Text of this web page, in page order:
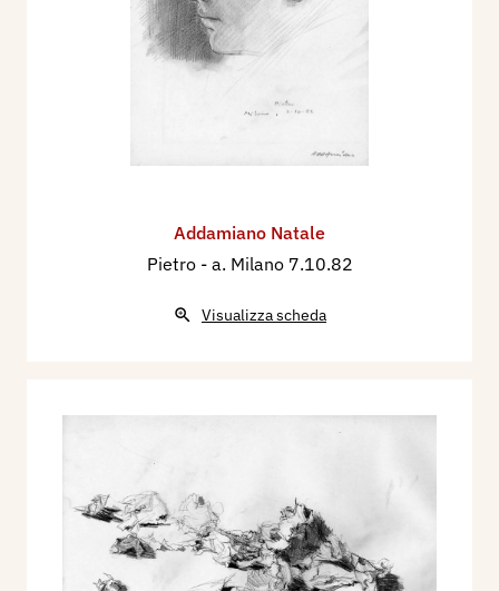
Addamiano Natale
Pietro - a. Milano 7.10.82
Visualizza scheda